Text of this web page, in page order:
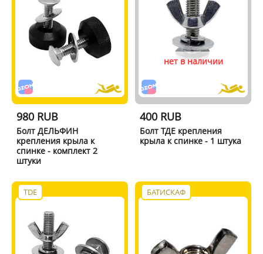
980 RUB
Болт ДЕЛЬФИН
крепления крыла к
спинке - комплект 2
штуки
нет в наличии
400 RUB
Болт ТДЕ крепления
крыла к спинке - 1 штука
TDE БАТИСКАФ